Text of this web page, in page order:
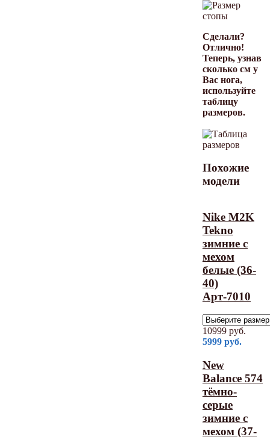
Сделали?
Отлично!
Теперь, узнав
сколько см у
Вас нога,
используйте
таблицу
размеров.
Похожие
модели
Nike M2K
Tekno
зимние с
мехом
белые (36-
40)
Арт-7010
10999 руб.
5999 руб.
New
Balance 574
тёмно-
серые
зимние с
мехом (37-